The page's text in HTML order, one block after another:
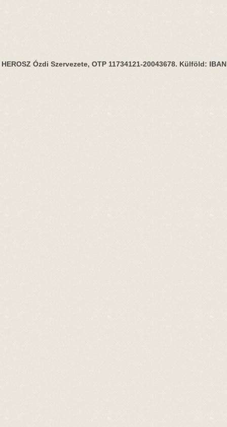
HEROSZ Ózdi Szervezete, OTP 11734121-20043678. Külföld: